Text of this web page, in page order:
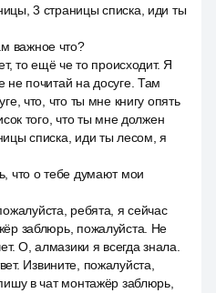
3 страницы списка, иди ты
важное что?
то ещё че то происходит. Я
не почитай на досуге. Там
что, что ты мне книгу опять
того, что ты мне должен
списка, иди ты лесом, я
что о тебе думают мои
ребята, я сейчас
заблюрь, пожалуйста. Не
О, алмазики я всегда знала.
Извините, пожалуйста,
в чат монтажёр заблюрь,